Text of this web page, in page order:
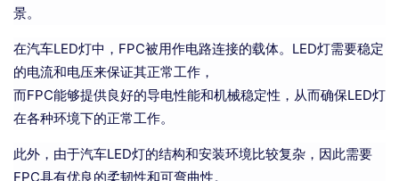
景。
在汽车LED灯中，FPC被用作电路连接的载体。LED灯需要稳定
的电流和电压来保证其正常工作，
而FPC能够提供良好的导电性能和机械稳定性，从而确保LED灯
在各种环境下的正常工作。
此外，由于汽车LED灯的结构和安装环境比较复杂，因此需要
FPC具有优良的柔韧性和可弯曲性。